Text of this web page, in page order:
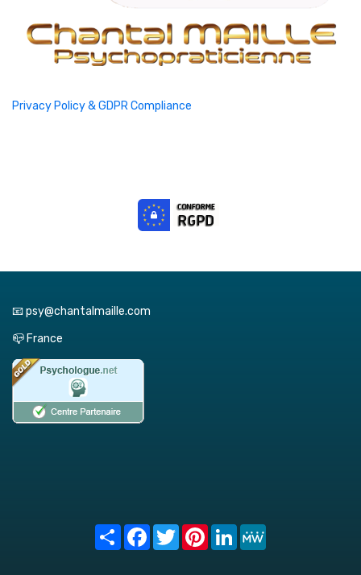
Privacy Policy & GDPR Compliance
📧 psy@chantalmaille.com
📪 France
Share FacebookTwitterPinterest
LinkedIn